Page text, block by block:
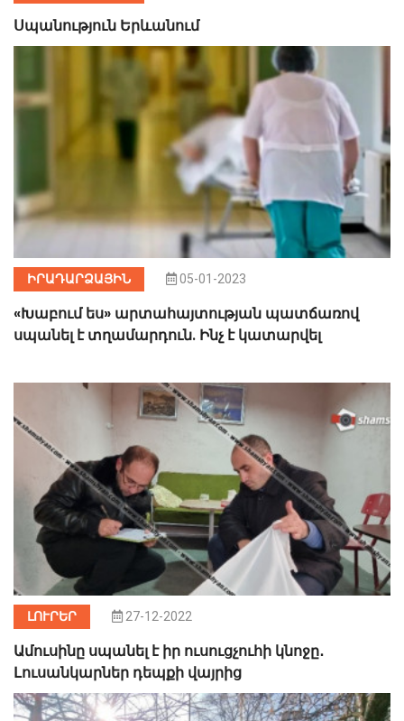
Սպանություն Երևանում
ԻՐԱԴԱՐՁԱՅԻՆ 05-01-2023
«Խաբում ես» արտահայտության պատճառով
սպանել է տղամարդուն. Ինչ է կատարվել
ԼՈՒՐԵՐ 27-12-2022
Ամուսինը սպանել է իր ուսուցչուհի կնոջը․
Լուսանկարներ դեպքի վայրից